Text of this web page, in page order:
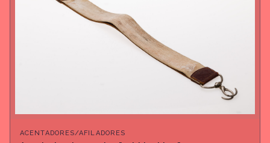
ACENTADORES/AFILADORES